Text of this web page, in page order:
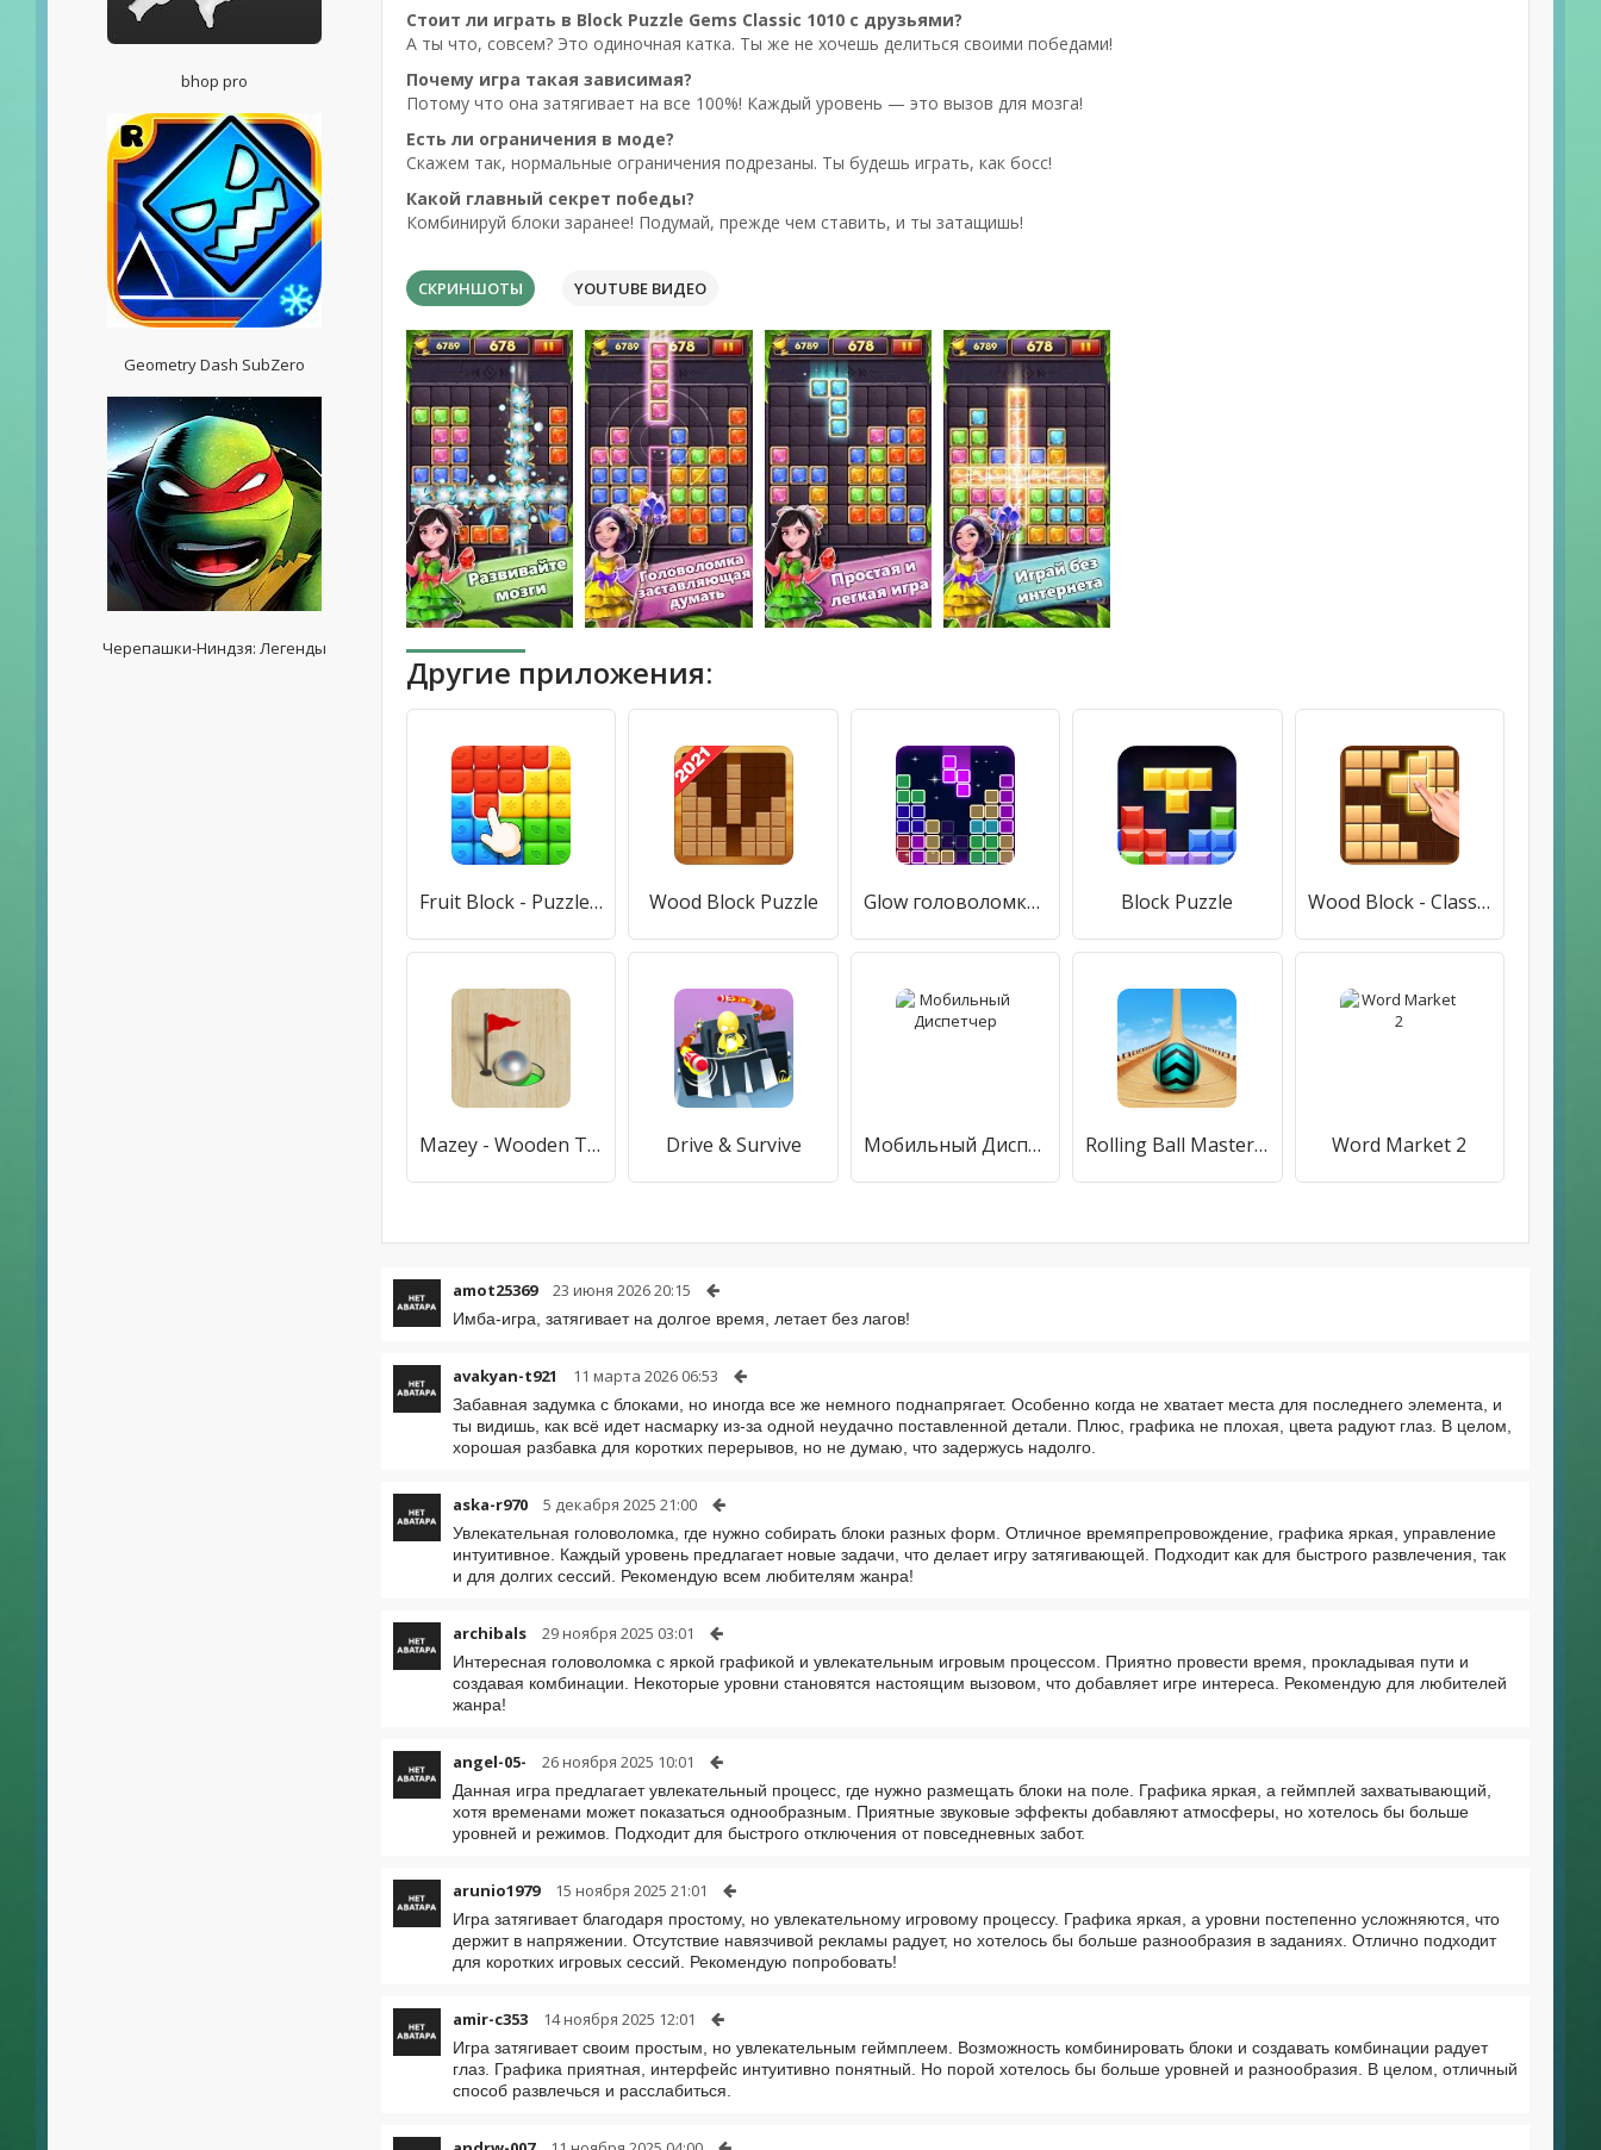
bhop pro
Geometry Dash SubZero
Черепашки-Ниндзя: Легенды
Стоит ли играть в Block Puzzle Gems Classic 1010 с друзьями?
А ты что, совсем? Это одиночная катка. Ты же не хочешь делиться своими победами!
Почему игра такая зависимая?
Потому что она затягивает на все 100%! Каждый уровень — это вызов для мозга!
Есть ли ограничения в моде?
Скажем так, нормальные ограничения подрезаны. Ты будешь играть, как босс!
Какой главный секрет победы?
Комбинируй блоки заранее! Подумай, прежде чем ставить, и ты затащишь!
СКРИНШОТЫ YOUTUBE ВИДЕО
Другие приложения:
Fruit Block - Puzzle Legend Wood Block Puzzle Glow головоломка блок - classic puzzle game Block Puzzle Wood Block - Classic Block Puzzle Game
Mazey - Wooden Tilt Maze Game Drive & Survive Мобильный Диспетчер Rolling Ball Master Race Games Word Market 2
amot25369 23 июня 2026 20:15
Имба-игра, затягивает на долгое время, летает без лагов!
avakyan-t921 11 марта 2026 06:53
Забавная задумка с блоками, но иногда все же немного поднапрягает. Особенно когда не хватает места для последнего элемента, и
ты видишь, как всё идет насмарку из-за одной неудачно поставленной детали. Плюс, графика не плохая, цвета радуют глаз. В целом,
хорошая разбавка для коротких перерывов, но не думаю, что задержусь надолго.
aska-r970 5 декабря 2025 21:00
Увлекательная головоломка, где нужно собирать блоки разных форм. Отличное времяпрепровождение, графика яркая, управление
интуитивное. Каждый уровень предлагает новые задачи, что делает игру затягивающей. Подходит как для быстрого развлечения, так
и для долгих сессий. Рекомендую всем любителям жанра!
archibals 29 ноября 2025 03:01
Интересная головоломка с яркой графикой и увлекательным игровым процессом. Приятно провести время, прокладывая пути и
создавая комбинации. Некоторые уровни становятся настоящим вызовом, что добавляет игре интереса. Рекомендую для любителей
жанра!
angel-05- 26 ноября 2025 10:01
Данная игра предлагает увлекательный процесс, где нужно размещать блоки на поле. Графика яркая, а геймплей захватывающий,
хотя временами может показаться однообразным. Приятные звуковые эффекты добавляют атмосферы, но хотелось бы больше
уровней и режимов. Подходит для быстрого отключения от повседневных забот.
arunio1979 15 ноября 2025 21:01
Игра затягивает благодаря простому, но увлекательному игровому процессу. Графика яркая, а уровни постепенно усложняются, что
держит в напряжении. Отсутствие навязчивой рекламы радует, но хотелось бы больше разнообразия в заданиях. Отлично подходит
для коротких игровых сессий. Рекомендую попробовать!
amir-c353 14 ноября 2025 12:01
Игра затягивает своим простым, но увлекательным геймплеем. Возможность комбинировать блоки и создавать комбинации радует
глаз. Графика приятная, интерфейс интуитивно понятный. Но порой хотелось бы больше уровней и разнообразия. В целом, отличный
способ развлечься и расслабиться.